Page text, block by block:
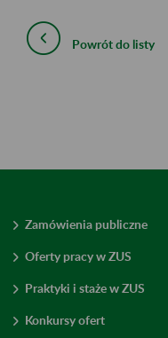
Powrót do listy
Zamówienia publiczne
Oferty pracy w ZUS
Praktyki i staże w ZUS
Konkursy ofert